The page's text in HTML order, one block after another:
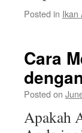
Posted in Ikan
Cara
Posted on
Apakah